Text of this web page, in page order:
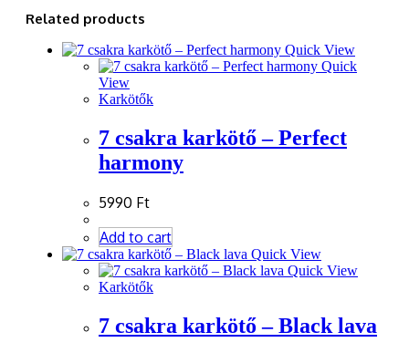
Related products
Quick View
Quick
View
Karkötők
7 csakra karkötő – Perfect
harmony
5990 Ft
Add to cart
Quick View
Quick View
Karkötők
7 csakra karkötő – Black lava